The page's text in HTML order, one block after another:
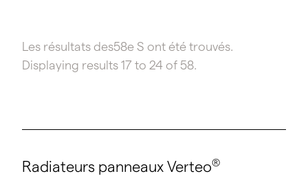
Les résultats des58e S ont été trouvés.
Displaying results 17 to 24 of 58.
Radiateurs panneaux Verteo®